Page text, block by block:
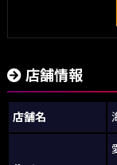
店舗情報
店舗名